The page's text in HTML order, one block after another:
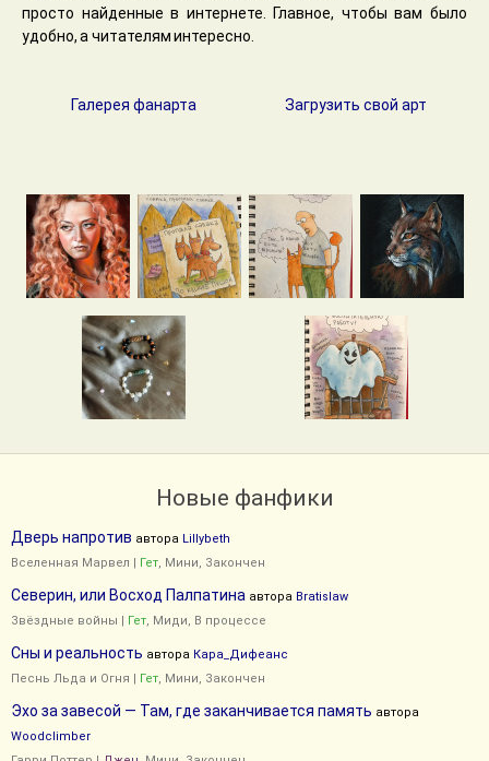
просто найденные в интернете. Главное, чтобы вам было
удобно, а читателям интересно.
Галерея фанарта Загрузить свой арт
Новые фанфики
Дверь напротив автора Lillybeth
Вселенная Марвел | Гет, Мини, Закончен
Северин, или Восход Палпатина автора Bratislaw
Звёздные войны | Гет, Миди, В процессе
Сны и реальность автора Кара_Дифеанс
Песнь Льда и Огня | Гет, Мини, Закончен
Эхо за завесой — Там, где заканчивается память автора
Woodclimber